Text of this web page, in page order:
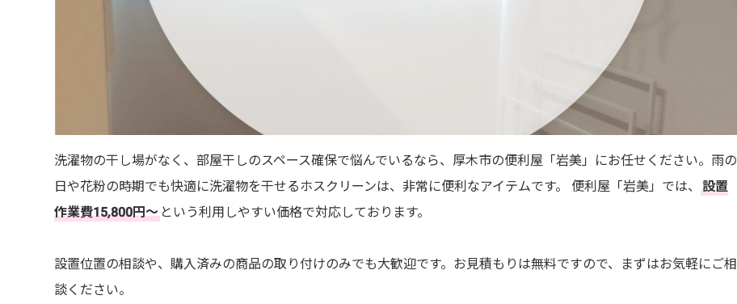
洗濯物の干し場がなく、部屋干しのスペース確保で悩んでいるなら、厚木市の便利屋「岩美」にお任せください。雨の
日や花粉の時期でも快適に洗濯物を干せるホスクリーンは、非常に便利なアイテムです。 便利屋「岩美」では、設置
作業費15,800円～ という利用しやすい価格で対応しております。
設置位置の相談や、購入済みの商品の取り付けのみでも大歓迎です。お見積もりは無料ですので、まずはお気軽にご相
談ください。